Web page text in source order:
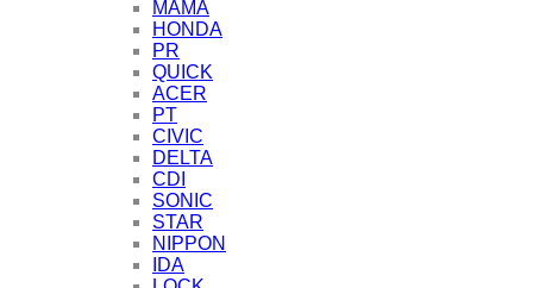
MAMA
HONDA
PR
QUICK
ACER
PT
CIVIC
DELTA
CDI
SONIC
STAR
NIPPON
IDA